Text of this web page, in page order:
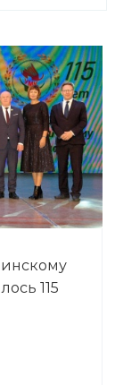
115